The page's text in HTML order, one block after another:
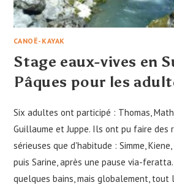
CANOË-KAYAK
Stage eaux-vives en
Pâques pour les
Six adultes ont participé : Thomas,
Guillaume et Juppe. Ils ont pu faire des
sérieuses que d'habitude : Simme,
puis Sarine, après une pause via-
quelques bains, mais globalement, tout